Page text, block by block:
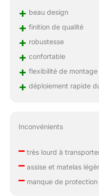
+ beau design
+ finition de qualité
+ robustesse
+ confortable
+ flexibilité de montage
+ déploiement rapide
Inconvénients
–très lourd à
–assise et matelas
–manque de protection